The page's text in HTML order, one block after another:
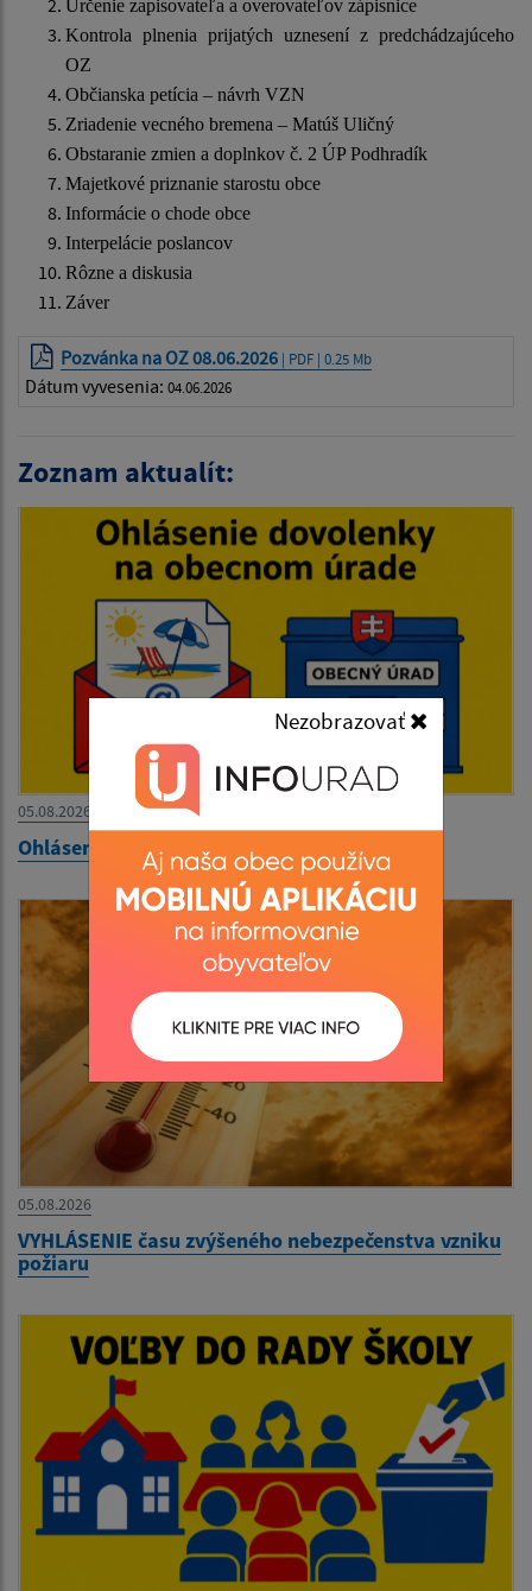
Nezobrazovať
Určenie zapisovateľa a overovateľov zápisnice
Kontrola plnenia prijatých uznesení z predchádzajúceho
OZ
Občianska petícia – návrh VZN
Zriadenie vecného bremena – Matúš Uličný
Obstaranie zmien a doplnkov č. 2 ÚP Podhradík
Majetkové priznanie starostu obce
Informácie o chode obce
Interpelácie poslancov
Rôzne a diskusia
Záver
Pozvánka na OZ 08.06.2026 | PDF | 0.25 Mb
Dátum vyvesenia: 04.06.2026
Zoznam aktualít:
05.08.2026
Ohlásenie dovolenky na OcÚ Podhradík
05.08.2026
VYHLÁSENIE času zvýšeného nebezpečenstva vzniku
požiaru